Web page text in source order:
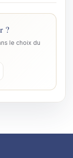
?
le choix du